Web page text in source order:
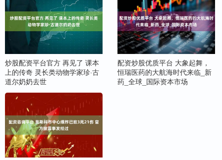
炒股配资平台官方 再见了 课本
上的传奇 灵长类动物学家珍·古
道尔奶奶去世
配资炒股优质平台 大象起舞，
恒瑞医药的大航海时代来临_新
药_全球_国际资本市场